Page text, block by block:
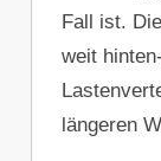
Fall ist.
weit
längeren